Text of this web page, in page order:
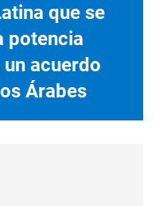
que se
potencia
acuerdo
Árabes